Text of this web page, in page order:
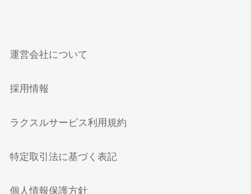
運営会社について
採用情報
ラクスルサービス利用規約
特定取引法に基づく表記
個人情報保護方針